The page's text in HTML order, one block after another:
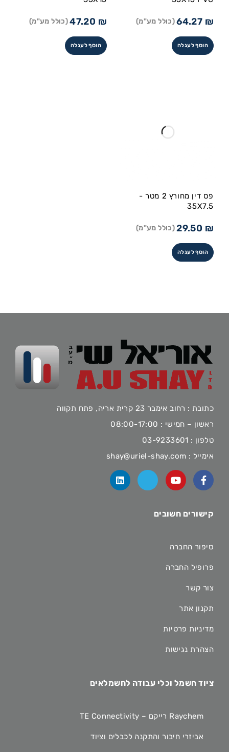
64.27 ₪ (כולל מע"מ)
הוסף לעגלה
47.20 ₪ (כולל מע"מ)
הוסף לעגלה
פס דין מחורץ 2 מטר -
35X7.5
29.50 ₪ (כולל מע"מ)
הוסף לעגלה
כתובת : רחוב אימבר 23 קרית אריה, פתח תקווה
ראשון – חמישי : 08:00-17:00
טלפון : 03-9233601
אימייל : shay@uriel-shay.com
קישורים חשובים
סיפור החברה
פרופיל החברה
צור קשר
תקנון אתר
מדיניות פרטיות
הצהרת נגישות
ציוד חשמל וכלי עבודה לחשמלאים
Raychem רייקם – TE Connectivity
אביזרי חיבור והתקנה לכבלים וציוד